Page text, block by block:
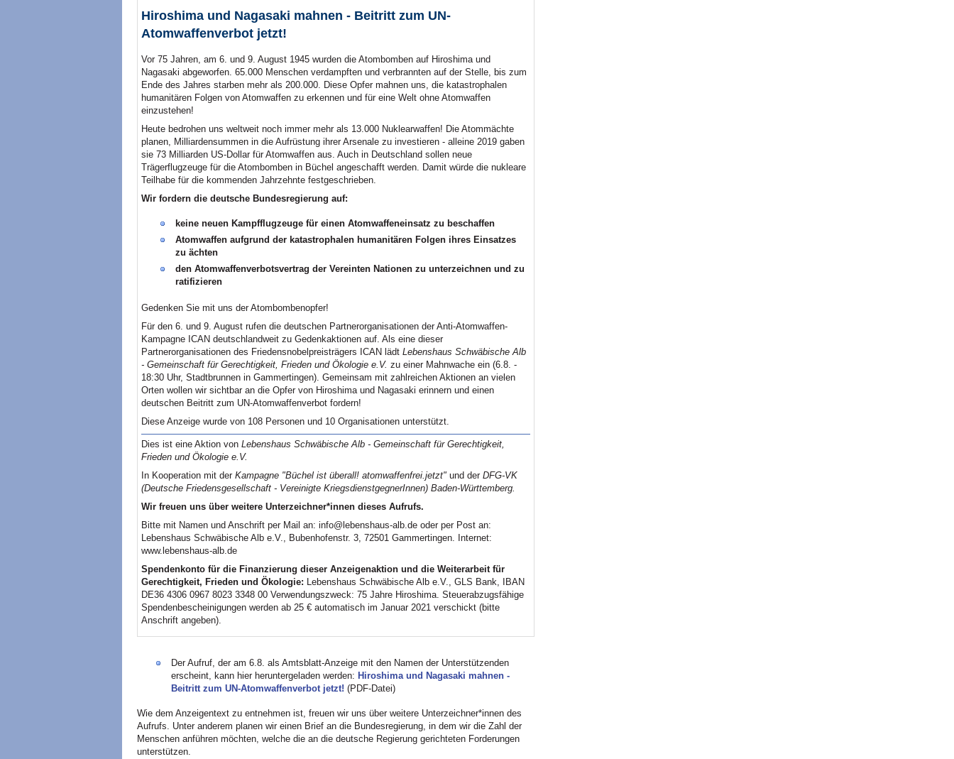
Hiroshima und Nagasaki mahnen - Beitritt zum UN-
Atomwaffenverbot jetzt!
Vor 75 Jahren, am 6. und 9. August 1945 wurden die Atombomben auf Hiroshima und
Nagasaki abgeworfen. 65.000 Menschen verdampften und verbrannten auf der Stelle, bis zum
Ende des Jahres starben mehr als 200.000. Diese Opfer mahnen uns, die katastrophalen
humanitären Folgen von Atomwaffen zu erkennen und für eine Welt ohne Atomwaffen
einzustehen!
Heute bedrohen uns weltweit noch immer mehr als 13.000 Nuklearwaffen! Die Atommächte
planen, Milliardensummen in die Aufrüstung ihrer Arsenale zu investieren - alleine 2019 gaben
sie 73 Milliarden US-Dollar für Atomwaffen aus. Auch in Deutschland sollen neue
Trägerflugzeuge für die Atombomben in Büchel angeschafft werden. Damit würde die nukleare
Teilhabe für die kommenden Jahrzehnte festgeschrieben.
Wir fordern die deutsche Bundesregierung auf:
keine neuen Kampfflugzeuge für einen Atomwaffeneinsatz zu beschaffen
Atomwaffen aufgrund der katastrophalen humanitären Folgen ihres Einsatzes
zu ächten
den Atomwaffenverbotsvertrag der Vereinten Nationen zu unterzeichnen und zu
ratifizieren
Gedenken Sie mit uns der Atombombenopfer!
Für den 6. und 9. August rufen die deutschen Partnerorganisationen der Anti-Atomwaffen-
Kampagne ICAN deutschlandweit zu Gedenkaktionen auf. Als eine dieser
Partnerorganisationen des Friedensnobelpreisträgers ICAN lädt Lebenshaus Schwäbische Alb
- Gemeinschaft für Gerechtigkeit, Frieden und Ökologie e.V. zu einer Mahnwache ein (6.8. -
18:30 Uhr, Stadtbrunnen in Gammertingen). Gemeinsam mit zahlreichen Aktionen an vielen
Orten wollen wir sichtbar an die Opfer von Hiroshima und Nagasaki erinnern und einen
deutschen Beitritt zum UN-Atomwaffenverbot fordern!
Diese Anzeige wurde von 108 Personen und 10 Organisationen unterstützt.
Dies ist eine Aktion von Lebenshaus Schwäbische Alb - Gemeinschaft für Gerechtigkeit,
Frieden und Ökologie e.V.
In Kooperation mit der Kampagne "Büchel ist überall! atomwaffenfrei.jetzt" und der DFG-VK
(Deutsche Friedensgesellschaft - Vereinigte KriegsdienstgegnerInnen) Baden-Württemberg.
Wir freuen uns über weitere Unterzeichner*innen dieses Aufrufs.
Bitte mit Namen und Anschrift per Mail an: info@lebenshaus-alb.de oder per Post an:
Lebenshaus Schwäbische Alb e.V., Bubenhofenstr. 3, 72501 Gammertingen. Internet:
www.lebenshaus-alb.de
Spendenkonto für die Finanzierung dieser Anzeigenaktion und die Weiterarbeit für
Gerechtigkeit, Frieden und Ökologie: Lebenshaus Schwäbische Alb e.V., GLS Bank, IBAN
DE36 4306 0967 8023 3348 00 Verwendungszweck: 75 Jahre Hiroshima. Steuerabzugsfähige
Spendenbescheinigungen werden ab 25 € automatisch im Januar 2021 verschickt (bitte
Anschrift angeben).
Der Aufruf, der am 6.8. als Amtsblatt-Anzeige mit den Namen der Unterstützenden
erscheint, kann hier heruntergeladen werden: Hiroshima und Nagasaki mahnen -
Beitritt zum UN-Atomwaffenverbot jetzt! (PDF-Datei)
Wie dem Anzeigentext zu entnehmen ist, freuen wir uns über weitere Unterzeichner*innen des
Aufrufs. Unter anderem planen wir einen Brief an die Bundesregierung, in dem wir die Zahl der
Menschen anführen möchten, welche die an die deutsche Regierung gerichteten Forderungen
unterstützen.